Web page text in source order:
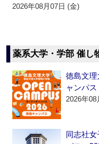
2026年08月07日 (金)
薬系大学・学部 催し
徳島文
ャンパ
2026年08
同志社